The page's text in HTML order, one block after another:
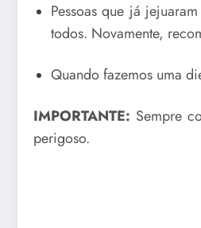
Pessoas que já
todos. Novamente,
Quando fazemos uma
IMPORTANTE: Sempre
perigoso.